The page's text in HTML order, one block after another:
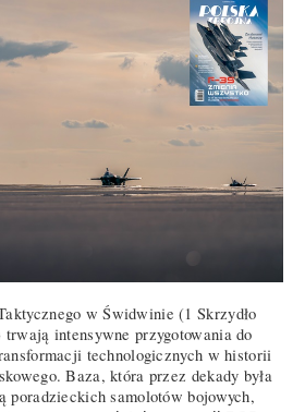
w Świdwinie (1 Skrzydło
intensywne przygotowania do
technologicznych w historii
Baza, która przez dekady była
poradzieckich samolotów bojowych,